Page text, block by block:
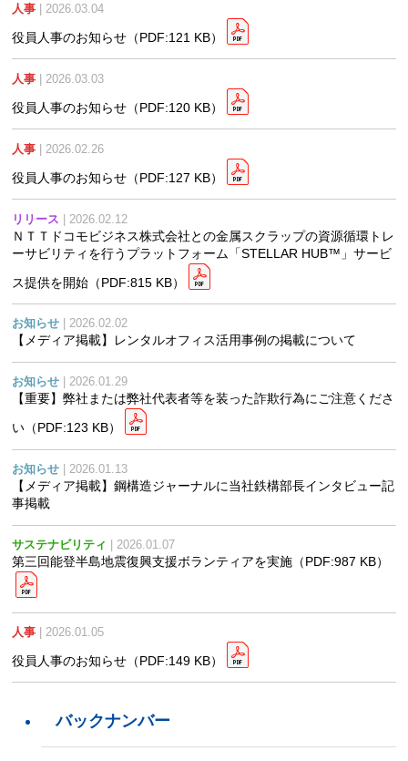
人事 | 2026.03.04
役員人事のお知らせ （PDF:121 KB）
人事 | 2026.03.03
役員人事のお知らせ （PDF:120 KB）
人事 | 2026.02.26
役員人事のお知らせ （PDF:127 KB）
リリース | 2026.02.12
ＮＴＴドコモビジネス株式会社との金属スクラップの資源循環トレ
ーサビリティを行うプラットフォーム「STELLAR HUB™」サービ
ス提供を開始 （PDF:815 KB）
お知らせ | 2026.02.02
【メディア掲載】レンタルオフィス活用事例の掲載について
お知らせ | 2026.01.29
【重要】弊社または弊社代表者等を装った詐欺行為にご注意くださ
い （PDF:123 KB）
お知らせ | 2026.01.13
【メディア掲載】鋼構造ジャーナルに当社鉄構部長インタビュー記
事掲載
サステナビリティ | 2026.01.07
第三回能登半島地震復興支援ボランティアを実施 （PDF:987 KB）
人事 | 2026.01.05
役員人事のお知らせ （PDF:149 KB）
バックナンバー